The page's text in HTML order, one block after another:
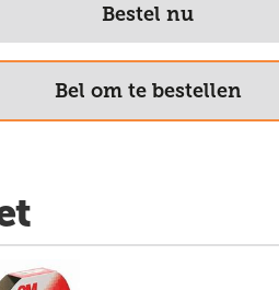
Bestel nu
Bel om te bestellen